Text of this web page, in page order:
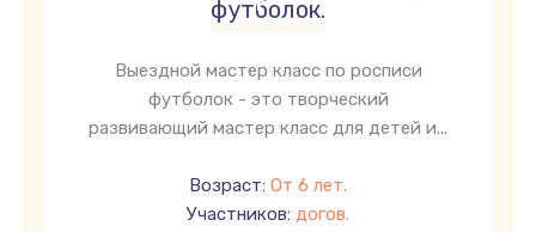
футболок.
Выездной мастер класс по росписи
футболок - это творческий
развивающий мастер класс для детей и...
Возраст: От 6 лет.
Участников: догов.